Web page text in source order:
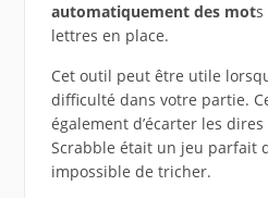
automatiquement des mots
lettres en place.
Cet outil peut être utile
difficulté dans votre partie.
également d’écarter les
Scrabble était un jeu parfait
impossible de tricher.